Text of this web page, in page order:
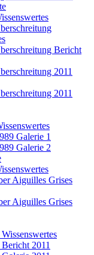
Bericht
2011
2011
Galerie 1
Galerie 2
Aiguilles Grises
Aiguilles Grises
2011